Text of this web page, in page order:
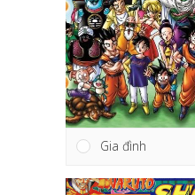
Gia đình